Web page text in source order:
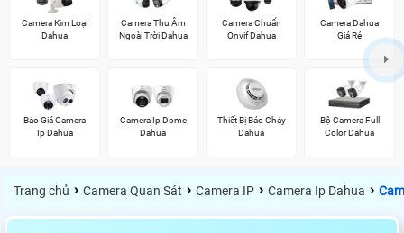
Camera Kim Loại
Dahua
Camera Thu Âm
Ngoài Trời Dahua
Camera Chuẩn
Onvif Dahua
Camera Dahua
Giá Rẻ
Báo Giá Camera
Ip Dahua
Camera Ip Dome
Dahua
Thiết Bị Báo Cháy
Dahua
Bộ Camera Full
Color Dahua
Trang chủ › Camera Quan Sát › Camera IP › Camera Ip Dahua ›